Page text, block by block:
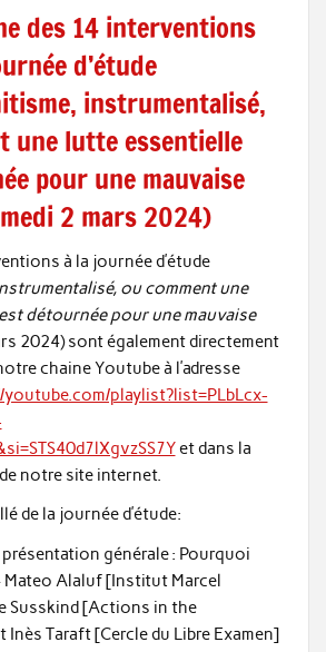
des 14 interventions
d’étude
instrumentalisé,
une lutte essentielle
pour une mauvaise
2 mars 2024)
à la journée d’étude
ou comment une
détournée pour une mauvaise
2024) sont également directement
chaine Youtube à l’adresse
playlist?list=PLbLcx-
et dans la
de notre site internet.
de la journée d’étude:
générale : Pourquoi
Mateo Alaluf [Institut Marcel
Susskind [Actions in the
Inès Taraft [Cercle du Libre Examen]